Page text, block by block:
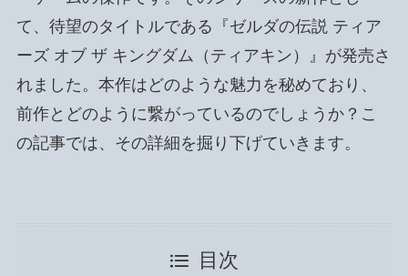
て、待望のタイトルである『ゼルダの伝説 ティア
ーズ オブ ザ キングダム（ティアキン）』が発売さ
れました。本作はどのような魅力を秘めており、
前作とどのように繋がっているのでしょうか？こ
の記事では、その詳細を掘り下げていきます。
目次